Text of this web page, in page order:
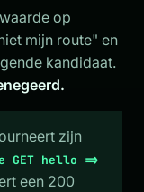
op
mijn route" en
kandidaat.
zijn
GET hello =>
een 200